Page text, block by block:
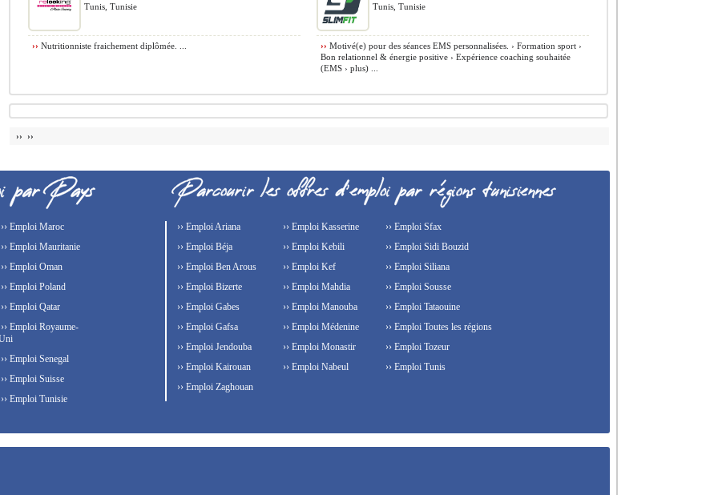
Tunis, Tunisie
›› Nutritionniste fraichement diplômée. ...
Tunis, Tunisie
›› Motivé(e) pour des séances EMS personnalisées. ›️ Formation sport ›️
Bon relationnel & énergie positive ›️ Expérience coaching souhaitée
(EMS › plus) ...
›› ››
›› Emploi Maroc
›› Emploi Mauritanie
›› Emploi Oman
›› Emploi Poland
›› Emploi Qatar
›› Emploi Royaume-
›› Emploi Senegal
›› Emploi Suisse
›› Emploi Tunisie
›› Emploi Ariana
›› Emploi Béja
›› Emploi Ben Arous
›› Emploi Bizerte
›› Emploi Gabes
›› Emploi Gafsa
›› Emploi Jendouba
›› Emploi Kairouan
›› Emploi Kasserine
›› Emploi Kebili
›› Emploi Kef
›› Emploi Mahdia
›› Emploi Manouba
›› Emploi Médenine
›› Emploi Monastir
›› Emploi Nabeul
›› Emploi Sfax
›› Emploi Sidi Bouzid
›› Emploi Siliana
›› Emploi Sousse
›› Emploi Tataouine
›› Emploi Toutes les régions
›› Emploi Tozeur
›› Emploi Tunis
›› Emploi Zaghouan